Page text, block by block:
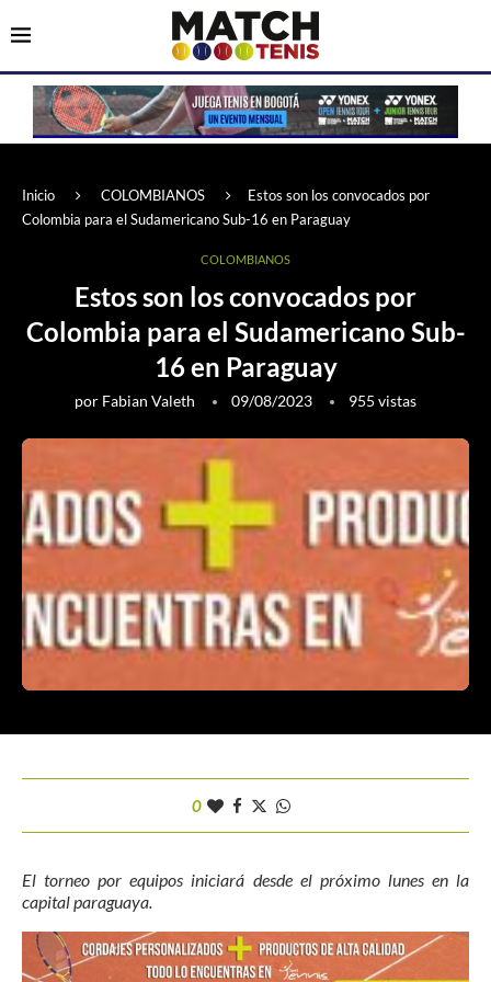
Inicio COLOMBIANOS
Estos son los convocados por
Colombia para el Sudamericano Sub-16 en Paraguay
COLOMBIANOS
Estos son los convocados por
Colombia para el Sudamericano Sub-
16 en Paraguay
por Fabian Valeth 09/08/2023 955 vistas
0
El torneo por equipos iniciará desde el próximo lunes en la
capital paraguaya.